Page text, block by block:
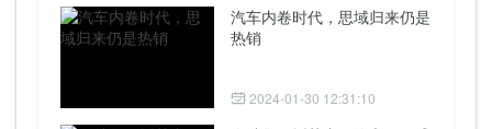
汽车内卷时代，思域归来仍是
热销
2024-01-30 12:31:10